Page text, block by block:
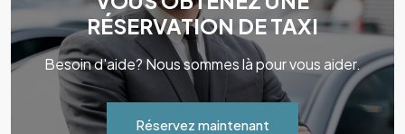
RÉSERVATION DE TAXI
Besoin d'aide? Nous sommes là pour vous aider.
Réservez maintenant